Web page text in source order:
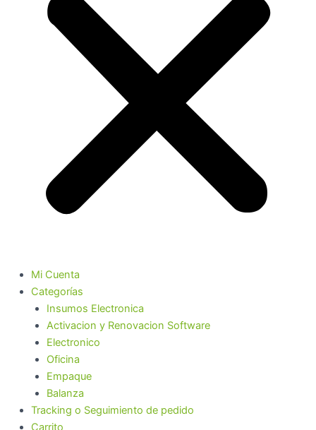
Mi Cuenta
Categorías
Insumos Electronica
Activacion y Renovacion Software
Electronico
Oficina
Empaque
Balanza
Tracking o Seguimiento de pedido
Carrito